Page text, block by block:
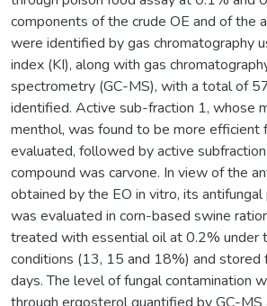
components of the crude OE and of the
were identified by gas chromatography
index (KI), along with gas
spectrometry (GC-MS), with a total of
identified. Active sub-fraction 1, whose
menthol, was found to be more efficient
evaluated, followed by active
compound was carvone. In view of the
obtained by the EO in vitro, its
was evaluated in corn-based swine
treated with essential oil at 0.2% under
conditions (13, 15 and 18%) and
days. The level of fungal contamination